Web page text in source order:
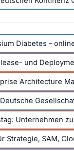
Diabetes –
und
Architecture
Unternehmen
Strategie, SAM,